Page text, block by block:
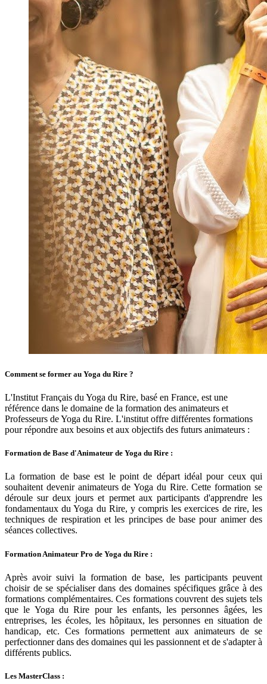
Comment se former au Yoga du Rire ?
L'Institut Français du Yoga du Rire, basé en France, est une
référence dans le domaine de la formation des animateurs et
Professeurs de Yoga du Rire. L'institut offre différentes formations
pour répondre aux besoins et aux objectifs des futurs animateurs :
Formation de Base d'Animateur de Yoga du Rire :
La formation de base est le point de départ idéal pour ceux qui
souhaitent devenir animateurs de Yoga du Rire. Cette formation se
déroule sur deux jours et permet aux participants d'apprendre les
fondamentaux du Yoga du Rire, y compris les exercices de rire, les
techniques de respiration et les principes de base pour animer des
séances collectives.
Formation Animateur Pro de Yoga du Rire :
Après avoir suivi la formation de base, les participants peuvent
choisir de se spécialiser dans des domaines spécifiques grâce à des
formations complémentaires. Ces formations couvrent des sujets tels
que le Yoga du Rire pour les enfants, les personnes âgées, les
entreprises, les écoles, les hôpitaux, les personnes en situation de
handicap, etc. Ces formations permettent aux animateurs de se
perfectionner dans des domaines qui les passionnent et de s'adapter à
différents publics.
Les MasterClass :